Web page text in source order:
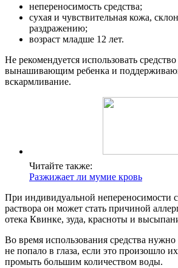
непереносимость средства;
сухая и чувствительная кожа,
раздражению;
возраст младше 12 лет.
Не рекомендуется использовать
вынашивающим ребенка и
вскармливание.
Читайте также:
Разжижает ли мумие кровь
При индивидуальной непереносимости
раствора он может стать причиной
отека Квинке, зуда, красноты и
Во время использования средства
не попало в глаза, если это произошло
промыть большим количеством воды.